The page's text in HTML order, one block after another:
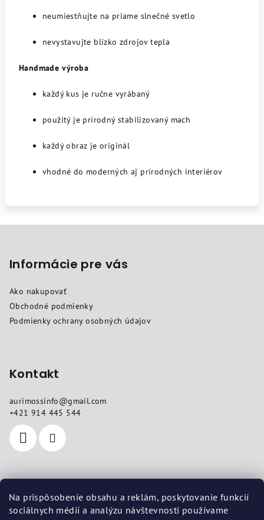
Na prispôsobenie obsahu a reklám, poskytovanie funkcií
sociálnych médií a analýzu návštevnosti používame
neumiestňujte na priame slnečné svetlo
nevystavujte blízko zdrojov tepla
Handmade výroba
každý kus je ručne vyrábaný
použitý je prírodný stabilizovaný mach
každý obraz je originál
vhodné do moderných aj prírodných interiérov
Informácie pre vás
Ako nakupovať
Obchodné podmienky
Podmienky ochrany osobných údajov
Kontakt
aurimossinfo@gmail.com
+421 914 445 544
Kde nás nájdete